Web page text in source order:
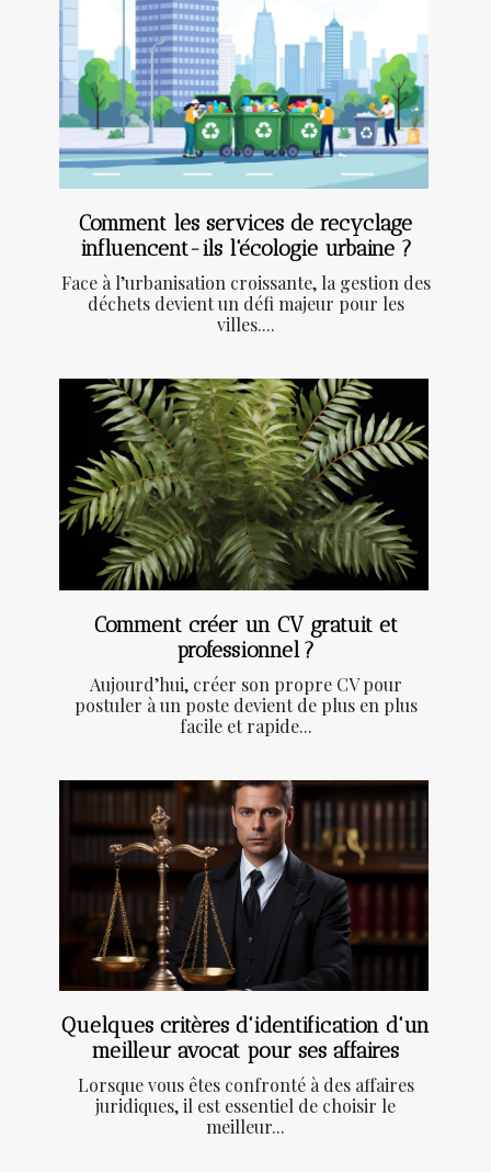
Comment les services de recyclage
influencent-ils l'écologie urbaine ?
Face à l’urbanisation croissante, la gestion des
déchets devient un défi majeur pour les
villes....
Comment créer un CV gratuit et
professionnel ?
Aujourd’hui, créer son propre CV pour
postuler à un poste devient de plus en plus
facile et rapide...
Quelques critères d'identification d'un
meilleur avocat pour ses affaires
Lorsque vous êtes confronté à des affaires
juridiques, il est essentiel de choisir le
meilleur...